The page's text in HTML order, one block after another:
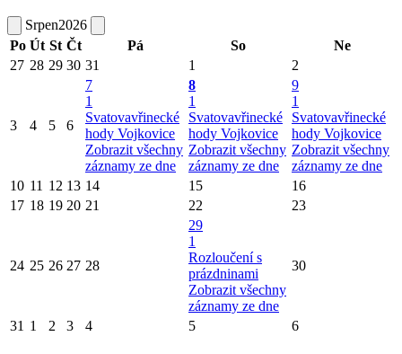
Srpen2026
Po Út St Čt Pá So
Ne
27 28 29 30 31 1 2
3 4 5 6
7
1
Svatovavřinecké
hody Vojkovice
Zobrazit všechny
záznamy ze dne
8
1
Svatovavřinecké
hody Vojkovice
Zobrazit všechny
záznamy ze dne
9
1
Svatovavřinecké
hody Vojkovice
Zobrazit všechny
záznamy ze dne
10 11 12 13 14 15
16
17 18 19 20 21 22 23
24 25 26 27 28
29
1
Rozloučení s
prázdninami
Zobrazit všechny
záznamy ze dne
30
31 1 2 3 4 5 6